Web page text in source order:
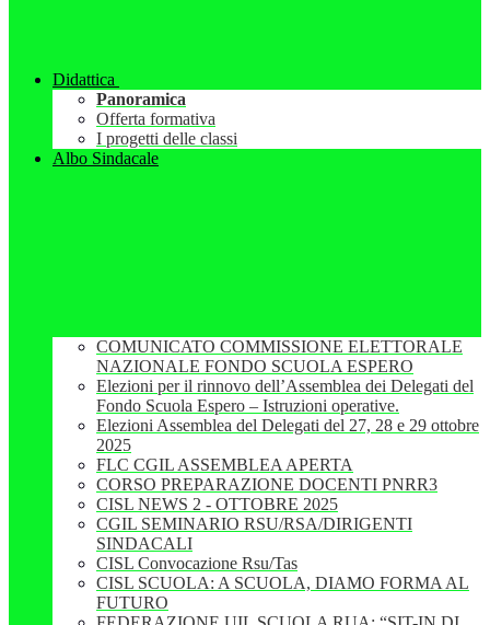
Didattica
Panoramica
Offerta formativa
I progetti delle classi
Albo Sindacale
COMUNICATO COMMISSIONE ELETTORALE
NAZIONALE FONDO SCUOLA ESPERO
Elezioni per il rinnovo dell’Assemblea dei Delegati del
Fondo Scuola Espero – Istruzioni operative.
Elezioni Assemblea del Delegati del 27, 28 e 29 ottobre
2025
FLC CGIL ASSEMBLEA APERTA
CORSO PREPARAZIONE DOCENTI PNRR3
CISL NEWS 2 - OTTOBRE 2025
CGIL SEMINARIO RSU/RSA/DIRIGENTI
SINDACALI
CISL Convocazione Rsu/Tas
CISL SCUOLA: A SCUOLA, DIAMO FORMA AL
FUTURO